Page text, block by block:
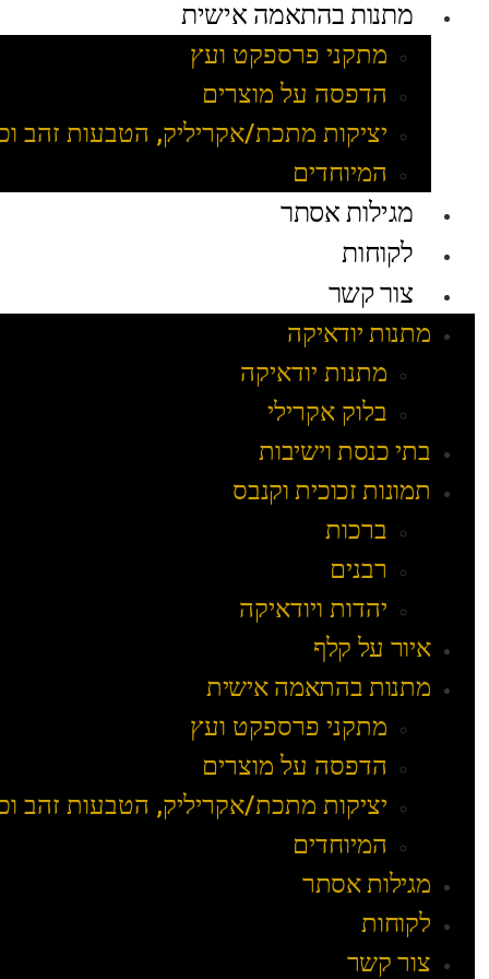
מתנות בהתאמה אישית
מתקני פרספקט ועץ
הדפסה על מוצרים
יציקות מתכת/אקריליק, הטבעות זהב
המיוחדים
מגילות אסתר
לקוחות
צור קשר
מתנות יודאיקה
מתנות יודאיקה
בלוק אקרילי
בתי כנסת וישיבות
תמונות זכוכית וקנבס
ברכות
רבנים
יהדות ויודאיקה
איור על קלף
מתנות בהתאמה אישית
מתקני פרספקט ועץ
הדפסה על מוצרים
יציקות מתכת/אקריליק, הטבעות זהב
המיוחדים
מגילות אסתר
לקוחות
צור קשר